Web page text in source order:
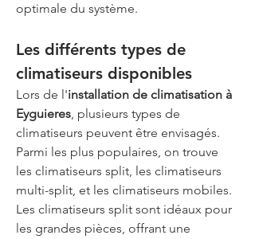
optimale du système.
Les différents types de
climatiseurs disponibles
Lors de l'installation de climatisation à
Eyguieres, plusieurs types de
climatiseurs peuvent être envisagés.
Parmi les plus populaires, on trouve
les climatiseurs split, les climatiseurs
multi-split, et les climatiseurs mobiles.
Les climatiseurs split sont idéaux pour
les grandes pièces, offrant une